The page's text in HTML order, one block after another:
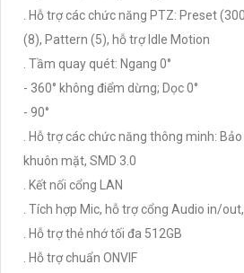
. Hỗ trợ các chức năng PTZ: Preset
(8), Pattern (5), hỗ trợ Idle Motion
. Tầm quay quét: Ngang 0°
- 360° không điểm dừng; Dọc 0°
- 90°
. Hỗ trợ các chức năng thông minh:
khuôn mặt, SMD 3.0
. Kết nối cổng LAN
. Tích hợp Mic, hỗ trợ cổng Audio in/
. Hỗ trợ thẻ nhớ tối đa 512GB
. Hỗ trợ chuẩn ONVIF